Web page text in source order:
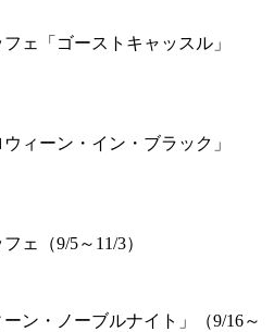
ェ「ゴーストキャッスル」
ィーン・イン・ブラック」
ェ（9/5～11/3）
ン・ノーブルナイト」（9/16～